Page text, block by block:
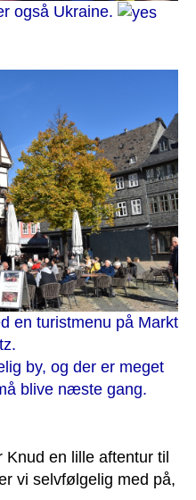
også Ukraine.
en turistmenu på Markt
by, og der er meget
blive næste gang.
en lille aftentur til
vi selvfølgelig med på,